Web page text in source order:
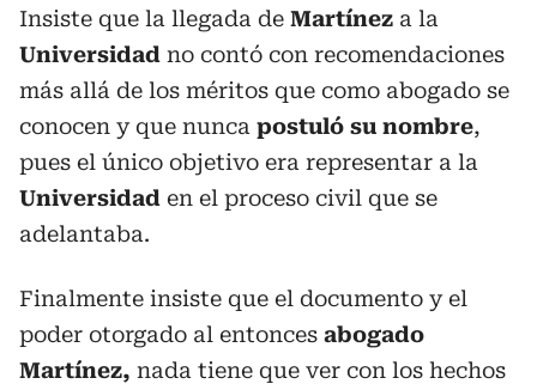
Insiste que la llegada de Martínez a la
Universidad no contó con recomendaciones
más allá de los méritos que como abogado se
conocen y que nunca postuló su nombre,
pues el único objetivo era representar a la
Universidad en el proceso civil que se
adelantaba.
Finalmente insiste que el documento y el
poder otorgado al entonces abogado
Martínez, nada tiene que ver con los hechos